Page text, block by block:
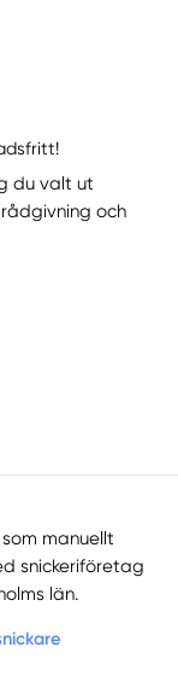
du valt ut
och
manuellt
snickeriföretag
län.